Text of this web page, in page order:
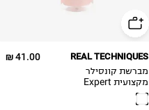
41.00 ₪ REAL TECHNIQUES
מברשת קונסילר
מקצועית Expert
Concealer Brush